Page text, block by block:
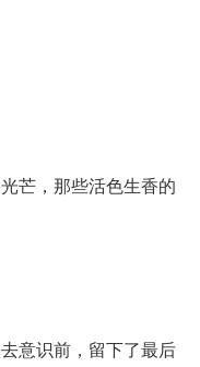
芒，那些活色生香的
意识前，留下了最后